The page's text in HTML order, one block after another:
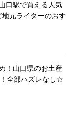
口駅で買える人気
元ライターのおす
！山口県のお土産
全部ハズレなし☆